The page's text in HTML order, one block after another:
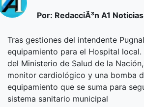
Por: RedacciÃ³n A1 Noticias
Tras gestiones del intendente
equipamiento para el Hospital
del Ministerio de Salud de la
monitor cardiológico y una bomba
equipamiento que se suma para
sistema sanitario municipal